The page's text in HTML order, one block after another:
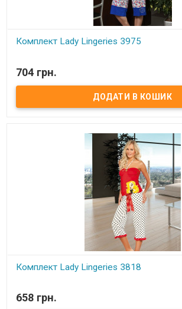
Комплект Lady Lingeries 3975
Комплект Lady Lingeries.
Состав:93% хлопок, 7% эластан.
ST (от 42 до 48 или от S до L)
Lady Lingeries (Турция).
704 грн.
Комплект Lady Lingeries 3818
658 грн.